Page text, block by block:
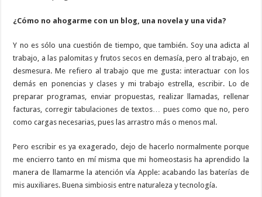
¿Cómo no ahogarme con un blog, una novela y una vida?
Y no es sólo una cuestión de tiempo, que también. Soy una adicta al
trabajo, a las palomitas y frutos secos en demasía, pero al trabajo, en
desmesura. Me refiero al trabajo que me gusta: interactuar con los
demás en ponencias y clases y mi trabajo estrella, escribir. Lo de
preparar programas, enviar propuestas, realizar llamadas, rellenar
facturas, corregir tabulaciones de textos… pues como que no, pero
como cargas necesarias, pues las arrastro más o menos mal.
Pero escribir es ya exagerado, dejo de hacerlo normalmente porque
me encierro tanto en mí misma que mi homeostasis ha aprendido la
manera de llamarme la atención vía Apple: acabando las baterías de
mis auxiliares. Buena simbiosis entre naturaleza y tecnología.